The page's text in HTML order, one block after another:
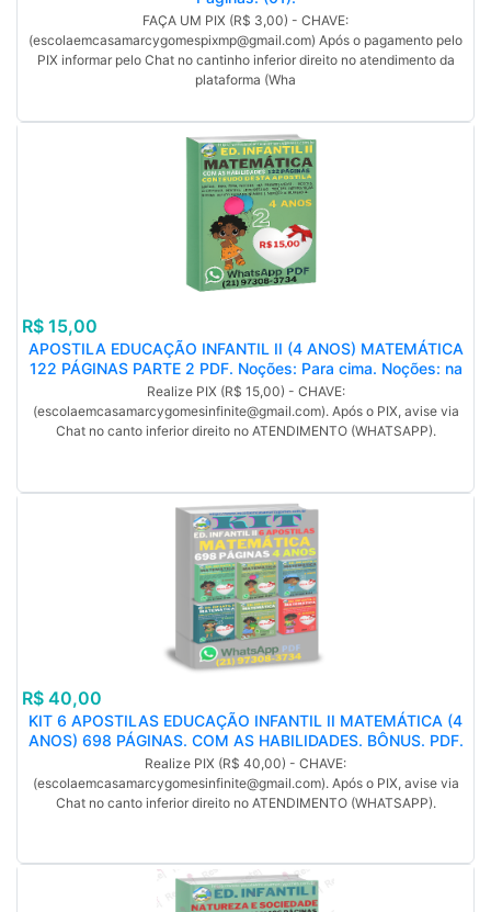
FAÇA UM PIX (R$ 3,00) - CHAVE:
(escolaemcasamarcygomespixmp@gmail.com) Após o pagamento pelo
PIX informar pelo Chat no cantinho inferior direito no atendimento da
plataforma (Wha
R$ 15,00
APOSTILA EDUCAÇÃO INFANTIL II (4 ANOS) MATEMÁTICA
122 PÁGINAS PARTE 2 PDF. Noções: Para cima. Noções: na
Frente/Atrás. Noções: Cheio/Vazio. Noções: Leve/Pesado.
Noções: Inteiro/Metade. Noções: Aberto/Fechado. Número 1.
Número 2. Número 3. Número 4. (MP).
Realize PIX (R$ 15,00) - CHAVE:
(escolaemcasamarcygomesinfinite@gmail.com). Após o PIX, avise via
Chat no canto inferior direito no ATENDIMENTO (WHATSAPP).
R$ 40,00
KIT 6 APOSTILAS EDUCAÇÃO INFANTIL II MATEMÁTICA (4
ANOS) 698 PÁGINAS. COM AS HABILIDADES. BÔNUS. PDF.
Realize PIX (R$ 40,00) - CHAVE:
(escolaemcasamarcygomesinfinite@gmail.com). Após o PIX, avise via
Chat no canto inferior direito no ATENDIMENTO (WHATSAPP).